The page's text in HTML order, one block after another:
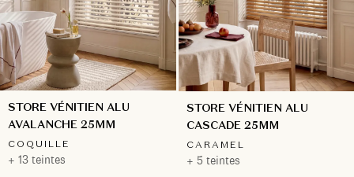
STORE VÉNITIEN ALU
AVALANCHE 25MM
COQUILLE
+ 13 teintes
STORE VÉNITIEN ALU
CASCADE 25MM
CARAMEL
+ 5 teintes